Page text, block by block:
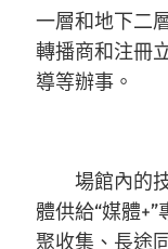
一層和地下二
轉播商和注冊
導等辦事。
場館內的技
體供給“媒體
聚收集、長途